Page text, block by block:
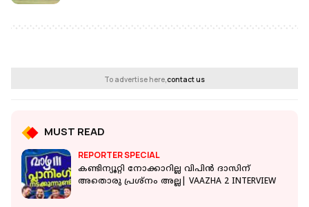
To advertise here,contact us
MUST READ
REPORTER SPECIAL
കണ്ടിന്യൂറ്റി നോക്കാറില്ല വിപിൻ ദാസിന്
അതൊരു പ്രശ്നം അല്ല| VAAZHA 2 INTERVIEW